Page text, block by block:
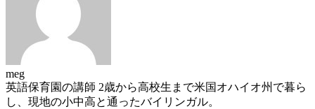
meg
英語保育園の講師 2歳から高校生まで米国オハイオ州で暮ら
し、現地の小中高と通ったバイリンガル。